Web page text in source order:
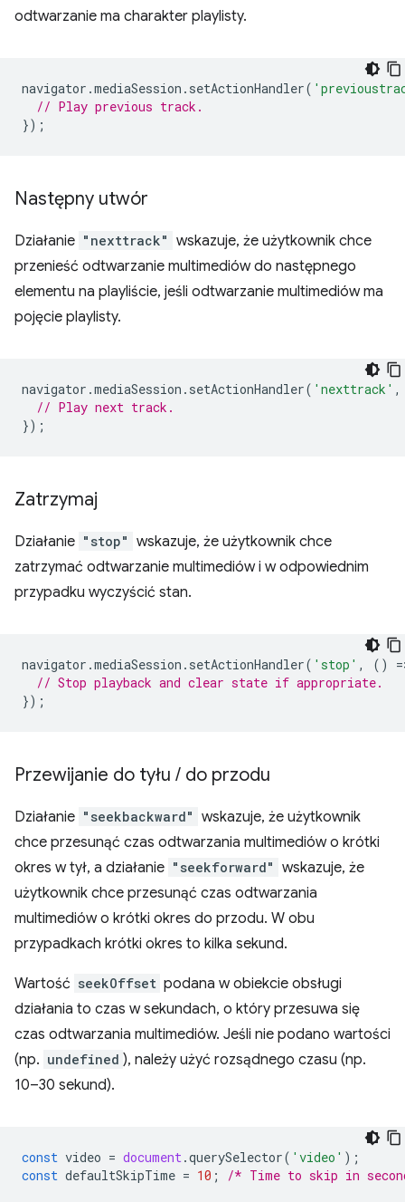
odtwarzanie ma charakter playlisty.
navigator .mediaSession . setActionHandler(
// Play previous track.
});
Następny utwór
Działanie "nexttrack" wskazuje, że użytkownik chce
przenieść odtwarzanie multimediów do następnego
elementu na playliście, jeśli odtwarzanie multimediów ma
pojęcie playlisty.
navigator .mediaSession . setActionHandler( 'nexttrack' ,
// Play next track.
});
Zatrzymaj
Działanie "stop" wskazuje, że użytkownik chce
zatrzymać odtwarzanie multimediów i w odpowiednim
przypadku wyczyścić stan.
navigator .mediaSession . setActionHandler( 'stop' , () =
// Stop playback and clear state if appropriate.
});
Przewijanie do tyłu / do przodu
Działanie "seekbackward" wskazuje, że użytkownik
chce przesunąć czas odtwarzania multimediów o krótki
okres w tył, a działanie "seekforward" wskazuje, że
użytkownik chce przesunąć czas odtwarzania
multimediów o krótki okres do przodu. W obu
przypadkach krótki okres to kilka sekund.
Wartość seekOffset podana w obiekcie obsługi
działania to czas w sekundach, o który przesuwa się
czas odtwarzania multimediów. Jeśli nie podano wartości
(np. undefined ), należy użyć rozsądnego czasu (np.
10–30 sekund).
const video = document.querySelector( 'video' );
const defaultSkipTime = 10 ; /* Time to skip in